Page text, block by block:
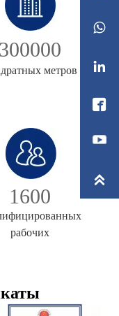
300000
метров
1600
рабочих



